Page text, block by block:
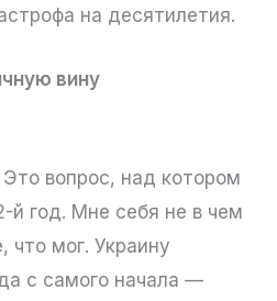
на десятилетия.
вину
вопрос, над котором
й год. Мне себя не в чем
что мог. Украину
с самого начала —